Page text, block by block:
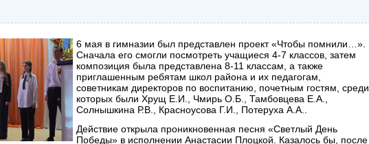
6 мая в гимназии был представлен проект «Чтобы помнили…».
Сначала его смогли посмотреть учащиеся 4-7 классов, затем
композиция была представлена 8-11 классам, а также
приглашенным ребятам школ района и их педагогам,
советникам директоров по воспитанию, почетным гостям, среди
которых были Хрущ Е.И., Чмирь О.Б., Тамбовцева Е.А.,
Солнышкина Р.В., Красноусова Г.И., Потеруха А.А..
Действие открыла проникновенная песня «Светлый День
Победы» в исполнении Анастасии Плоцкой. Казалось бы, после